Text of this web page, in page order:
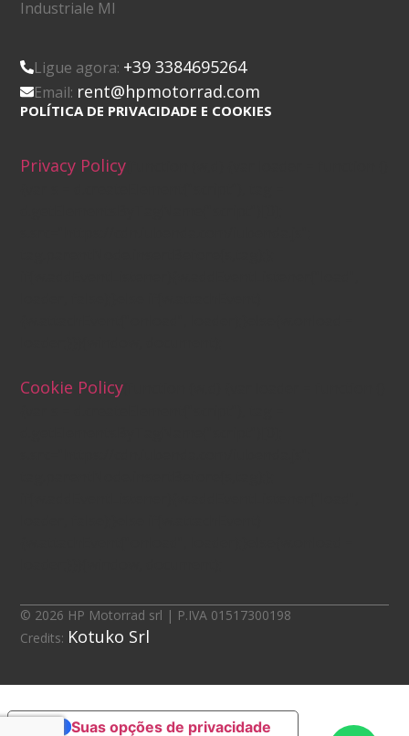
Industriale MI
Ligue agora: +39 3384695264
Email: rent@hpmotorrad.com
POLÍTICA DE PRIVACIDADE E COOKIES
Privacy Policy
Cookie Policy
© 2026 HP Motorrad srl | P.IVA 01517300198
Credits: Kotuko Srl
Suas opções de privacidade